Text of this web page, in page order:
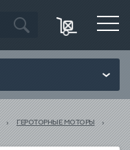
ГЕРОТОРНЫЕ МОТОРЫ